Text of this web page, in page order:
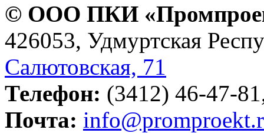
© ООО ПКИ
426053, Удмуртская
Салютовская, 71
Телефон: (3412) 46-47-
Почта: